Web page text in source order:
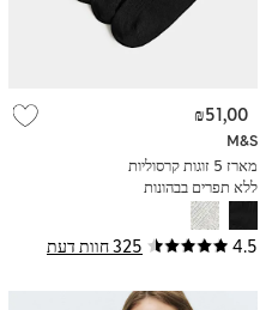
4.5 325 חוות דעת
M&S
מארז 5 זוגות קרסוליות
ללא תפרים בבהונות
₪51,00